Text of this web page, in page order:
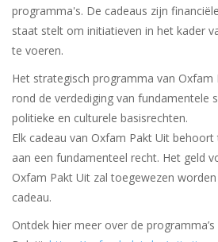
programma's. De cadeaus zijn
staat stelt om initiatieven in het kader
te voeren.
Het strategisch programma van Oxfam
rond de verdediging van fundamentele
politieke en culturele basisrechten.
Elk cadeau van Oxfam Pakt Uit
aan een fundamenteel recht. Het geld
Oxfam Pakt Uit zal toegewezen
cadeau.
Ontdek hier meer over de